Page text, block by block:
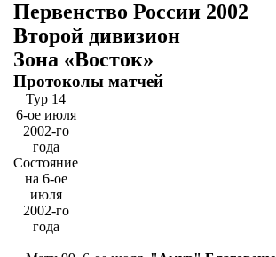
Первенство России 2002
Второй дивизион
Зона «Восток»
Протоколы матчей
Тур 14
6-ое июля
2002-го
года
Состояние
на 6-ое
июля
2002-го
года